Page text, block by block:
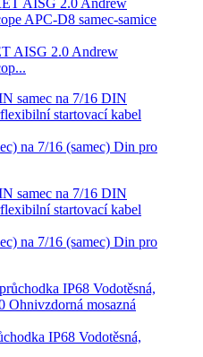
AISG 2.0 Andrew
na 7/16 (samec) Din pro
na 7/16 (samec) Din pro
IP68 Vodotěsná,